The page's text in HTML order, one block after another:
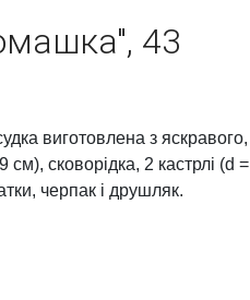
43
виготовлена з яскравого,
см), сковорідка, 2 кастрлі (d =
черпак і друшляк.